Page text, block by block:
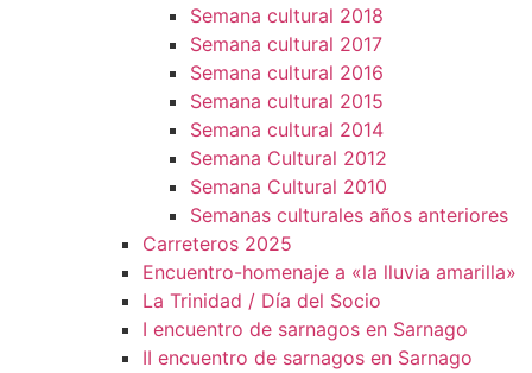
Semana cultural 2018
Semana cultural 2017
Semana cultural 2016
Semana cultural 2015
Semana cultural 2014
Semana Cultural 2012
Semana Cultural 2010
Semanas culturales años anteriores
Carreteros 2025
Encuentro-homenaje a «la lluvia amarilla»
La Trinidad / Día del Socio
I encuentro de sarnagos en Sarnago
II encuentro de sarnagos en Sarnago